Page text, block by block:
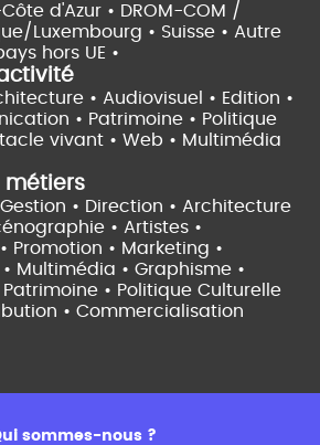
d'Azur • DROM-COM /
Luxembourg • Suisse • Autre
hors UE •
• Audiovisuel • Edition •
• Patrimoine • Politique
vivant • Web • Multimédia
métiers
• Direction • Architecture
• Artistes •
Promotion • Marketing •
Multimédia • Graphisme •
• Politique Culturelle
• Commercialisation
sommes-nous ?